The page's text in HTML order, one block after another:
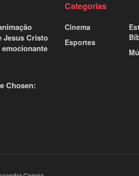
Jesus Cristo
Chosen:
Categorias
Cinema
Esportes